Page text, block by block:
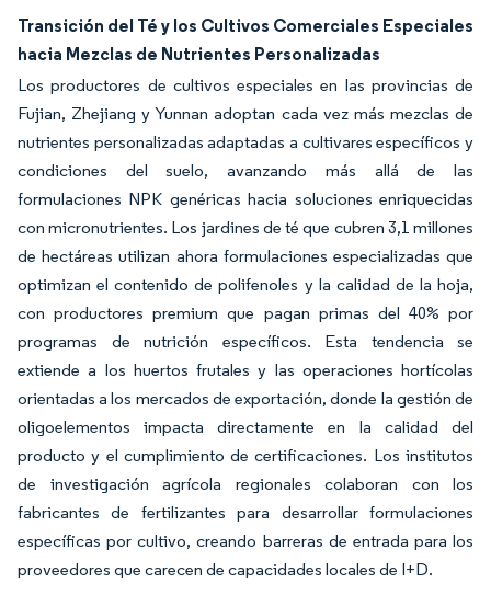
Transición del Té y los Cultivos Comerciales Especiales
hacia Mezclas de Nutrientes Personalizadas
Los productores de cultivos especiales en las provincias de
Fujian, Zhejiang y Yunnan adoptan cada vez más mezclas de
nutrientes personalizadas adaptadas a cultivares específicos y
condiciones del suelo, avanzando más allá de las
formulaciones NPK genéricas hacia soluciones enriquecidas
con micronutrientes. Los jardines de té que cubren 3,1 millones
de hectáreas utilizan ahora formulaciones especializadas que
optimizan el contenido de polifenoles y la calidad de la hoja,
con productores premium que pagan primas del 40% por
programas de nutrición específicos. Esta tendencia se
extiende a los huertos frutales y las operaciones hortícolas
orientadas a los mercados de exportación, donde la gestión de
oligoelementos impacta directamente en la calidad del
producto y el cumplimiento de certificaciones. Los institutos
de investigación agrícola regionales colaboran con los
fabricantes de fertilizantes para desarrollar formulaciones
específicas por cultivo, creando barreras de entrada para los
proveedores que carecen de capacidades locales de I+D.